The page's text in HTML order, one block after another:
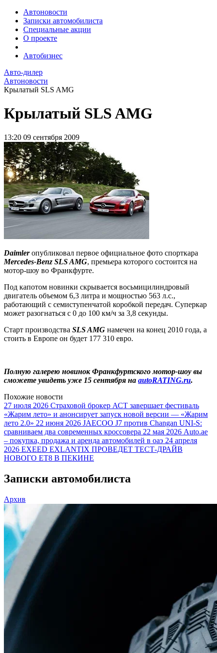
Автоновости
Записки автомобилиста
Специальные акции
О проекте
Автобизнес
Авто-дилер
Автоновости
Крылатый SLS AMG
Крылатый SLS AMG
13:20 09 сентября 2009
Daimlerопубликовал первое официальное фото спорткара
Mercedes-Benz SLS AMG, премьера которого состоится на
мотор-шоу во Франкфурте.
Под капотом новинки скрывается восьмицилиндровый
двигатель объемом 6,3 литра и мощностью 563 л.с.,
работающий с семиступенчатой коробкой передач. Суперкар
может разогнаться с 0 до 100 км/ч за 3,8 секунды.
Старт производства SLS AMG намечен на конец 2010 года, а
стоить в Европе он будет 177 310 евро.
Полную галерею новинок Франкфуртского мотор-шоу вы
сможете увидеть уже 15 сентября на autoRATING.ru.
Похожие новости
27 июля 2026 Страховой брокер АСТ завершает фестиваль
«Жарим лето» и анонсирует запуск новой версии — «Жарим
лето 2.0» 22 июня 2026 JAECOO J7 против Changan UNI-S:
сравниваем два современных кроссовера 22 мая 2026 Auto.ae
– покупка, продажа и аренда автомобилей в оаэ 24 апреля
2026 EXEED EXLANTIX ПРОВЕДЕТ ТЕСТ-ДРАЙВ
НОВОГО ET8 В ПЕКИНЕ
Записки автомобилиста
Архив